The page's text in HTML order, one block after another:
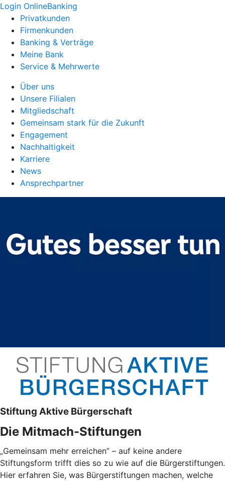
Login OnlineBanking
Privatkunden
Firmenkunden
Banking & Verträge
Meine Bank
Service & Mehrwerte
Über uns
Unsere Filialen
Mitgliedschaft
Gemeinsam stark für die Zukunft
Engagement
Nachhaltigkeit
Karriere
News
Ansprechpartner
Stiftung Aktive Bürgerschaft
Die Mitmach-Stiftungen
„Gemeinsam mehr erreichen” – auf keine andere
Stiftungsform trifft dies so zu wie auf die Bürgerstiftungen.
Hier erfahren Sie, was Bürgerstiftungen machen, welche